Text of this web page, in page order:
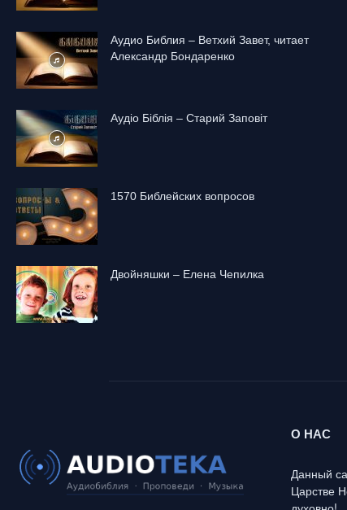
Аудио Библия – Ветхий Завет, читает
Александр Бондаренко
Аудіо Біблія – Старий Заповіт
1570 Библейских вопросов
Двойняшки – Елена Чепилка
О НАС
Данный
Царстве